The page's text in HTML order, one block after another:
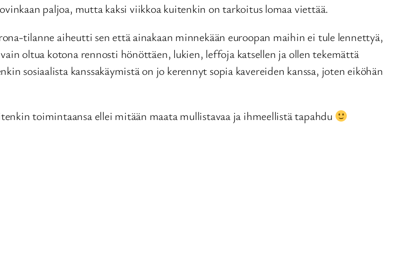
paljoa, mutta kaksi viikkoa kuitenkin on tarkoitus lomaa viettää.
tilanne aiheutti sen että ainakaan minnekään euroopan maihin ei tule lennettyä,
oltua kotona rennosti hönöttäen, lukien, leffoja katsellen ja ollen tekemättä
sosiaalista kanssakäymistä on jo kerennyt sopia kavereiden kanssa, joten eiköhän
toimintaansa ellei mitään maata mullistavaa ja ihmeellistä tapahdu